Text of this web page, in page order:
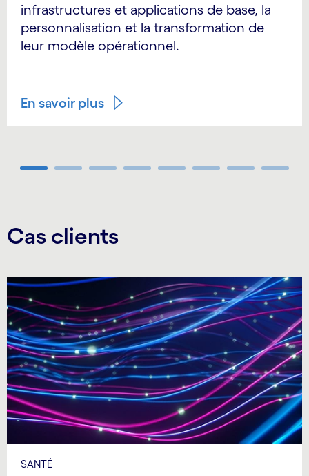
infrastructures et applications de base, la
personnalisation et la transformation de
leur modèle opérationnel.
En savoir plus
Cas clients
SANTÉ